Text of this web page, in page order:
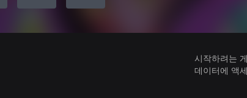
시작하려는
데이터에 액